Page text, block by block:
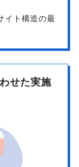
イト構造の最
せた実施